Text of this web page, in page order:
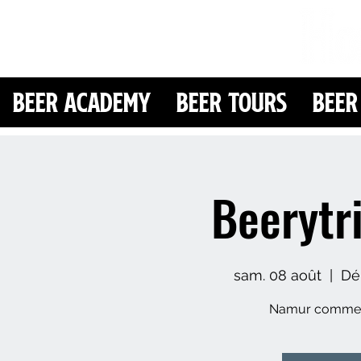
Beer Academy Beer Tours
sam. 08 août
Namur